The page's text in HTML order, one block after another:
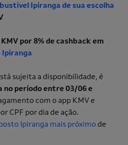
Ipiranga de sua escolha
por 8% de cashback em
sujeita a disponibilidade, é
período entre 03/06 e
com o app KMV e
CPF por dia de ação.
Ipiranga mais próximode